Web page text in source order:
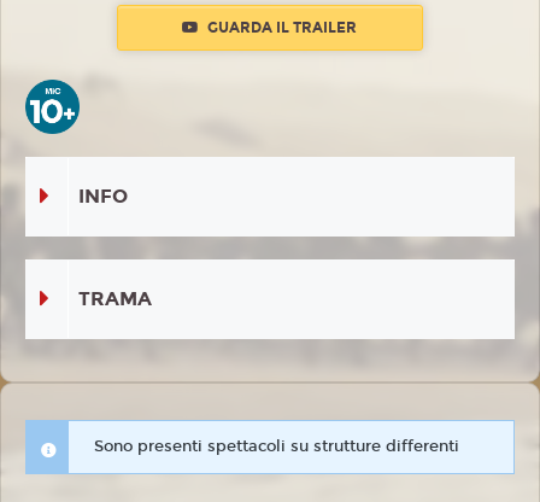
GUARDA IL TRAILER
INFO
TRAMA
Sono presenti spettacoli su strutture differenti